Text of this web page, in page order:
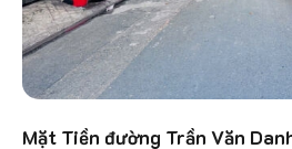
Mặt Tiền đường Trần Văn